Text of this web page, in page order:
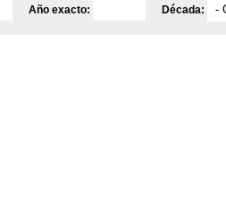
Año exacto: Década: